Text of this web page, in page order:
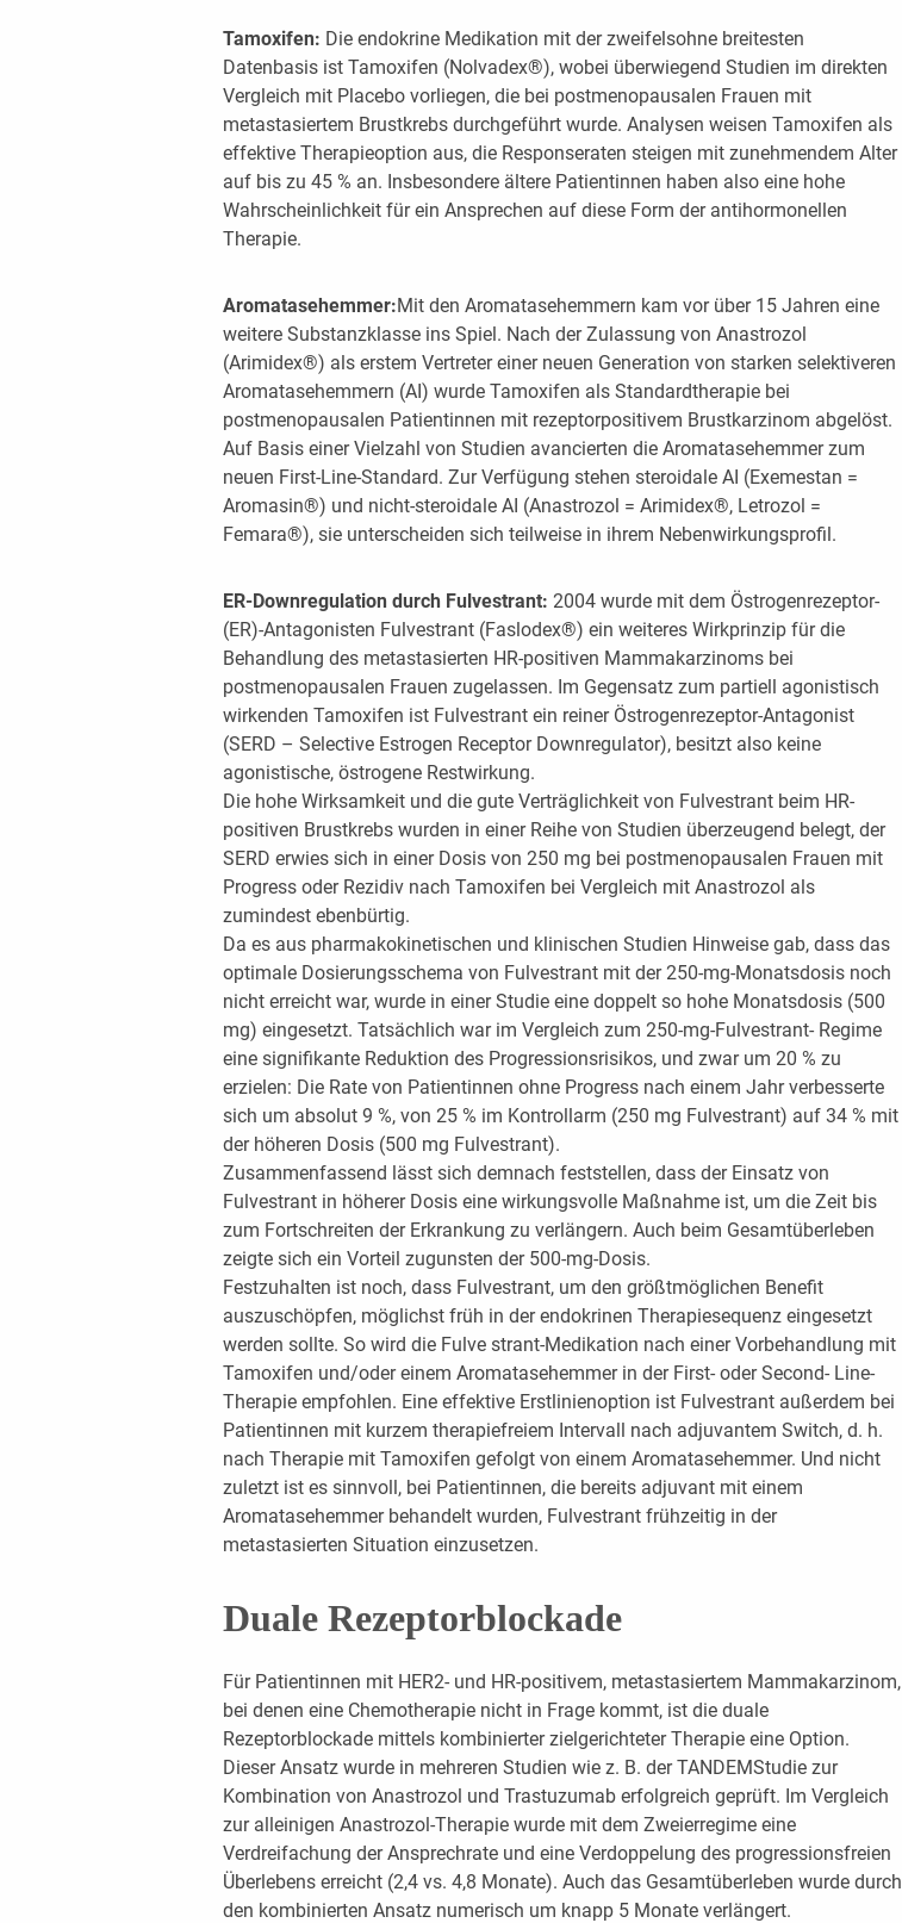
Tamoxifen: Die endokrine Medikation mit der zweifelsohne breitesten
Datenbasis ist Tamoxifen (Nolvadex®), wobei überwiegend Studien im direkten
Vergleich mit Placebo vorliegen, die bei postmenopausalen Frauen mit
metastasiertem Brustkrebs durchgeführt wurde. Analysen weisen Tamoxifen als
effektive Therapieoption aus, die Responseraten steigen mit zunehmendem Alter
auf bis zu 45 % an. Insbesondere ältere Patientinnen haben also eine hohe
Wahrscheinlichkeit für ein Ansprechen auf diese Form der antihormonellen
Therapie.
Aromatasehemmer:Mit den Aromatasehemmern kam vor über 15 Jahren eine
weitere Substanzklasse ins Spiel. Nach der Zulassung von Anastrozol
(Arimidex®) als erstem Vertreter einer neuen Generation von starken selektiveren
Aromatasehemmern (AI) wurde Tamoxifen als Standardtherapie bei
postmenopausalen Patientinnen mit rezeptorpositivem Brustkarzinom abgelöst.
Auf Basis einer Vielzahl von Studien avancierten die Aromatasehemmer zum
neuen First-Line-Standard. Zur Verfügung stehen steroidale AI (Exemestan =
Aromasin®) und nicht-steroidale AI (Anastrozol = Arimidex®, Letrozol =
Femara®), sie unterscheiden sich teilweise in ihrem Nebenwirkungsprofil.
ER-Downregulation durch Fulvestrant: 2004 wurde mit dem Östrogenrezeptor-
(ER)-Antagonisten Fulvestrant (Faslodex®) ein weiteres Wirkprinzip für die
Behandlung des metastasierten HR-positiven Mammakarzinoms bei
postmenopausalen Frauen zugelassen. Im Gegensatz zum partiell agonistisch
wirkenden Tamoxifen ist Fulvestrant ein reiner Östrogenrezeptor-Antagonist
(SERD – Selective Estrogen Receptor Downregulator), besitzt also keine
agonistische, östrogene Restwirkung.
Die hohe Wirksamkeit und die gute Verträglichkeit von Fulvestrant beim HR-
positiven Brustkrebs wurden in einer Reihe von Studien überzeugend belegt, der
SERD erwies sich in einer Dosis von 250 mg bei postmenopausalen Frauen mit
Progress oder Rezidiv nach Tamoxifen bei Vergleich mit Anastrozol als
zumindest ebenbürtig.
Da es aus pharmakokinetischen und klinischen Studien Hinweise gab, dass das
optimale Dosierungsschema von Fulvestrant mit der 250-mg-Monatsdosis noch
nicht erreicht war, wurde in einer Studie eine doppelt so hohe Monatsdosis (500
mg) eingesetzt. Tatsächlich war im Vergleich zum 250-mg-Fulvestrant- Regime
eine signifikante Reduktion des Progressionsrisikos, und zwar um 20 % zu
erzielen: Die Rate von Patientinnen ohne Progress nach einem Jahr verbesserte
sich um absolut 9 %, von 25 % im Kontrollarm (250 mg Fulvestrant) auf 34 % mit
der höheren Dosis (500 mg Fulvestrant).
Zusammenfassend lässt sich demnach feststellen, dass der Einsatz von
Fulvestrant in höherer Dosis eine wirkungsvolle Maßnahme ist, um die Zeit bis
zum Fortschreiten der Erkrankung zu verlängern. Auch beim Gesamtüberleben
zeigte sich ein Vorteil zugunsten der 500-mg-Dosis.
Festzuhalten ist noch, dass Fulvestrant, um den größtmöglichen Benefit
auszuschöpfen, möglichst früh in der endokrinen Therapiesequenz eingesetzt
werden sollte. So wird die Fulve strant-Medikation nach einer Vorbehandlung mit
Tamoxifen und/oder einem Aromatasehemmer in der First- oder Second- Line-
Therapie empfohlen. Eine effektive Erstlinienoption ist Fulvestrant außerdem bei
Patientinnen mit kurzem therapiefreiem Intervall nach adjuvantem Switch, d. h.
nach Therapie mit Tamoxifen gefolgt von einem Aromatasehemmer. Und nicht
zuletzt ist es sinnvoll, bei Patientinnen, die bereits adjuvant mit einem
Aromatasehemmer behandelt wurden, Fulvestrant frühzeitig in der
metastasierten Situation einzusetzen.
Duale Rezeptorblockade
Für Patientinnen mit HER2- und HR-positivem, metastasiertem Mammakarzinom,
bei denen eine Chemotherapie nicht in Frage kommt, ist die duale
Rezeptorblockade mittels kombinierter zielgerichteter Therapie eine Option.
Dieser Ansatz wurde in mehreren Studien wie z. B. der TANDEMStudie zur
Kombination von Anastrozol und Trastuzumab erfolgreich geprüft. Im Vergleich
zur alleinigen Anastrozol-Therapie wurde mit dem Zweierregime eine
Verdreifachung der Ansprechrate und eine Verdoppelung des progressionsfreien
Überlebens erreicht (2,4 vs. 4,8 Monate). Auch das Gesamtüberleben wurde durch
den kombinierten Ansatz numerisch um knapp 5 Monate verlängert.